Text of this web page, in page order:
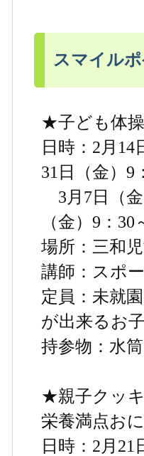
スマイル
★子ども体
日時：2月
31日（金）9
3月7日（
（金）9：30
場所：三和
講師：スポ
定員：未就
が出来るお
持参物：水
★親子クッ
栄養満点お
日時：2月21